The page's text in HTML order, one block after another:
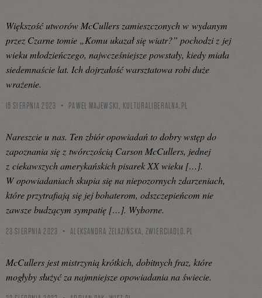
Większość utworów McCullers zamieszczonych w wydanym
przez Czarne tomie „Komu ukazał się wiatr?” pochodzi z jej
wieku młodzieńczego, najwcześniejsze powstały, kiedy miała
siedemnaście lat. Ich dojrzałość warsztatowa robi duże
wrażenie.
16 SIERPNIA 2023 PAWEŁ MAJEWSKI, KULTURALIBERALNA.PL
Nareszcie u nas. Ten zbiór opowiadań to dobry wstęp do
zapoznania się z twórczością Carson McCullers, jednej
z ciekawszych amerykańskich pisarek XX wieku […].
W opowiadaniach skupia się na niepozornych zdarzeniach,
które przytrafiają się jej bohaterom, odszczepieńcom nie
zawsze budzącym sympatię […]. Wyborne.
23 SIERPNIA 2023 ALEKSANDRA ŻELAZIŃSKA,ZWIERCIADLO.PL
McCullers jest mistrzynią krótkich, dobitnych fraz, które
mogłyby służyć za najmniejsze opowiadania na świecie.